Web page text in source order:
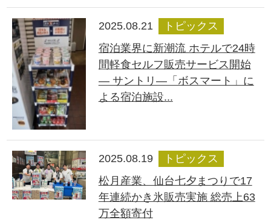
2025.08.21
トピックス
宿泊業界に新潮流 ホテルで24時
間軽食セルフ販売サービス開始
― サントリ―「ボスマート」に
よる宿泊施設...
2025.08.19
トピックス
松月産業、仙台七夕まつりで17
年連続かき氷販売実施 総売上63
万全額寄付